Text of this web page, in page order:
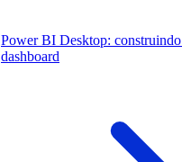
Power BI Desktop:
dashboard